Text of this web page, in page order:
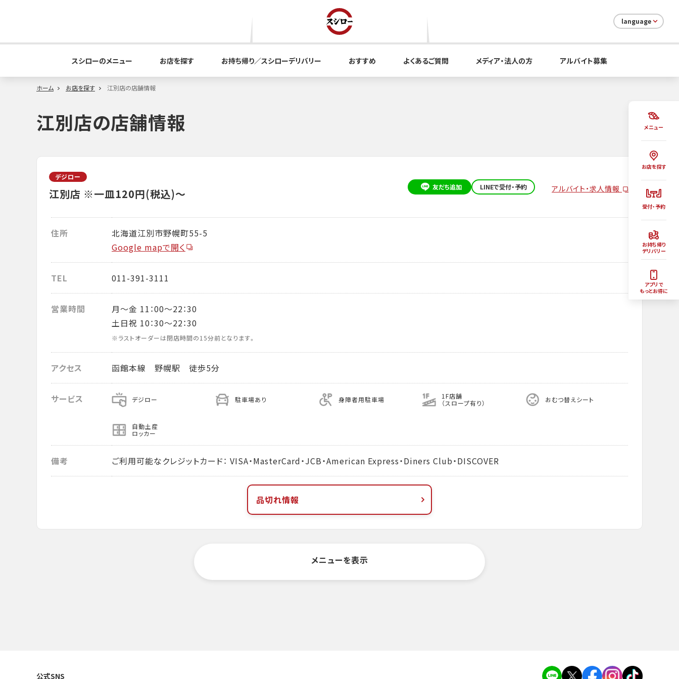
メニュー
お店を探す
受付・予約
お持ち帰り
デリバリー
アプリで
もっとお得に
language
スシローのメニュー お店を探す お持ち帰り／スシローデリバリー おすすめ よくあるご質問 メディア・法人の方 アルバイト募集
ホーム お店を探す 江別店の店舗情報
江別店の店舗情報
デジロー
江別店 ※一皿120円(税込)～ 友だち追加 LINEで受付・予約 アルバイト・求人情報
住所
北海道江別市野幌町55-5
Google mapで開く
TEL 011-391-3111
営業時間
月～金 11：00～22：30
土日祝 10：30～22：30
※ラストオーダーは閉店時間の15分前となります。
アクセス 函館本線 野幌駅 徒歩5分
サービス デジロー 駐車場あり 身障者用駐車場 1F店舗
（スロープ有り） おむつ替えシート
自動土産
ロッカー
備考 ご利用可能なクレジットカード： VISA・MasterCard・JCB・American Express・Diners Club・DISCOVER
品切れ情報
メニューを表示
公式SNS